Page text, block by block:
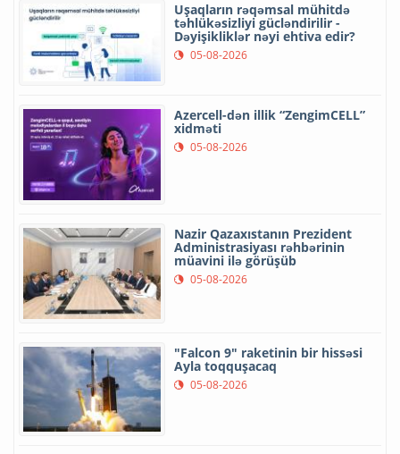
Uşaqların rəqəmsal mühitdə
təhlükəsizliyi gücləndirilir -
Dəyişikliklər nəyi ehtiva edir?
05-08-2026
Azercell-dən illik “ZengimCELL”
xidməti
05-08-2026
Nazir Qazaxıstanın Prezident
Administrasiyası rəhbərinin
müavini ilə görüşüb
05-08-2026
"Falcon 9" raketinin bir hissəsi
Ayla toqquşacaq
05-08-2026